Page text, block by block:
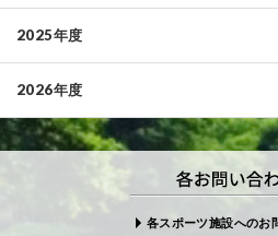
2025年度
2026年度
各スポーツ施設へのお